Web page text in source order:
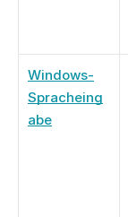
Windows-
Spracheing
abe